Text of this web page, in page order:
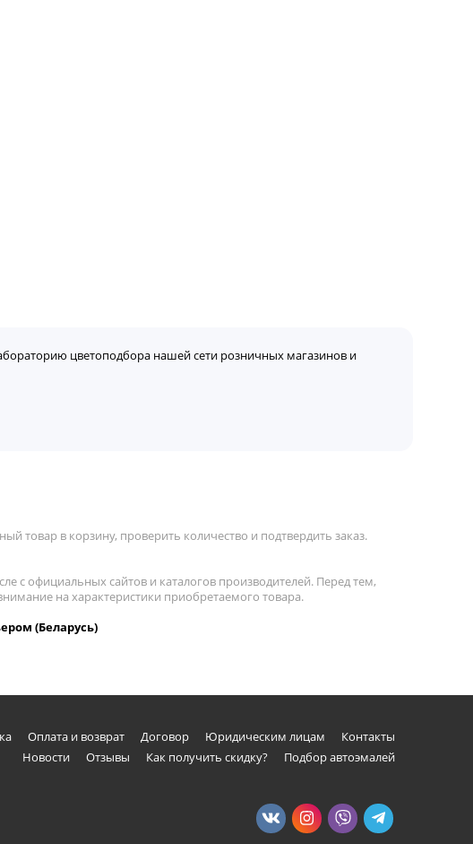
цветоподбора нашей сети розничных магазинов и
товар в корзину, проверить количество и подтвердить заказ.
с официальных сайтов и каталогов производителей. Перед тем,
на характеристики приобретаемого товара.
(Беларусь)
Оплата и возврат Договор Юридическим лицам
Контакты
Новости
Отзывы Как получить скидку? Подбор автоэмалей